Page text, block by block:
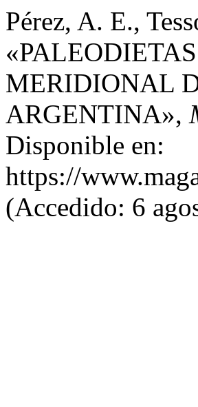
Pérez, A. E.,
MERIDIONAL
ARGENTINA»,
Disponible en:
https://
(Accedido: 6